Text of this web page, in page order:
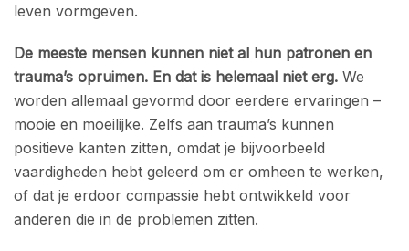
leven vormgeven.
De meeste mensen kunnen niet al hun patronen en
trauma’s opruimen. En dat is helemaal niet erg. We
worden allemaal gevormd door eerdere ervaringen –
mooie en moeilijke. Zelfs aan trauma’s kunnen
positieve kanten zitten, omdat je bijvoorbeeld
vaardigheden hebt geleerd om er omheen te werken,
of dat je erdoor compassie hebt ontwikkeld voor
anderen die in de problemen zitten.